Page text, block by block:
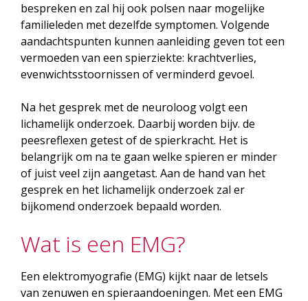
bespreken en zal hij ook polsen naar mogelijke
familieleden met dezelfde symptomen. Volgende
aandachtspunten kunnen aanleiding geven tot een
vermoeden van een spierziekte: krachtverlies,
evenwichtsstoornissen of verminderd gevoel.
Na het gesprek met de neuroloog volgt een
lichamelijk onderzoek. Daarbij worden bijv. de
peesreflexen getest of de spierkracht. Het is
belangrijk om na te gaan welke spieren er minder
of juist veel zijn aangetast. Aan de hand van het
gesprek en het lichamelijk onderzoek zal er
bijkomend onderzoek bepaald worden.
Wat is een EMG?
Een elektromyografie (EMG) kijkt naar de letsels
van zenuwen en spieraandoeningen. Met een EMG